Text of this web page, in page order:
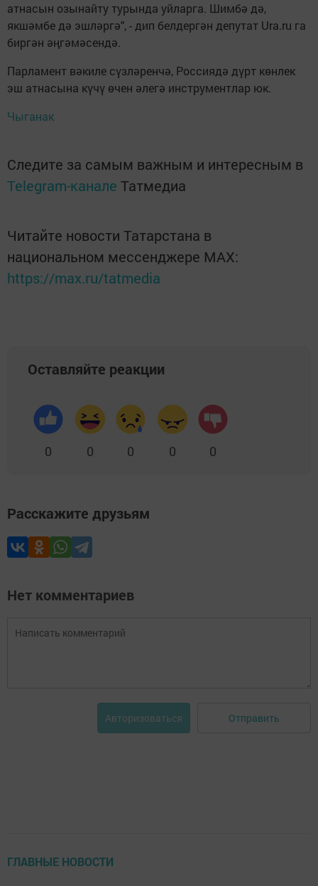
атнасын озынайту турында уйларга. Шимбә дә,
якшәмбе дә эшләргә", - дип белдергән депутат Ura.ru га
биргән әңгәмәсендә.
Парламент вәкиле сүзләренчә, Россиядә дүрт көнлек
эш атнасына күчү өчен әлегә инструментлар юк.
Чыганак
Следите за самым важным и интересным в
Telegram-канале Татмедиа
Читайте новости Татарстана в
национальном мессенджере MАХ:
https://max.ru/tatmedia
Оставляйте реакции
0 0 0 0 0
Расскажите друзьям
Нет комментариев
Авторизоваться Отправить
ГЛАВНЫЕ НОВОСТИ